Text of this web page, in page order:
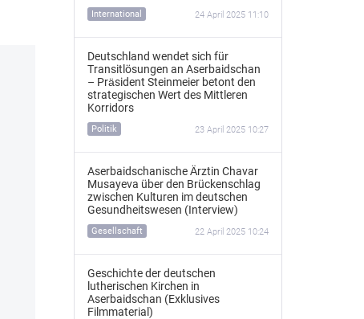
International 24 April 2025 11:10
Deutschland wendet sich für
Transitlösungen an Aserbaidschan
– Präsident Steinmeier betont den
strategischen Wert des Mittleren
Korridors
Politik 23 April 2025 10:27
Aserbaidschanische Ärztin Chavar
Musayeva über den Brückenschlag
zwischen Kulturen im deutschen
Gesundheitswesen (Interview)
Gesellschaft 22 April 2025 10:24
Geschichte der deutschen
lutherischen Kirchen in
Aserbaidschan (Exklusives
Filmmaterial)